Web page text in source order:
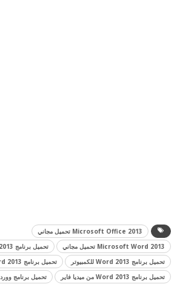
Microsoft Office 2013 تحميل مجاني
Microsoft Word 2013 تحميل مجاني
تحميل برنامج word 2013
تحميل برنامج Word 2013 للكمبيوتر
تحميل برنامج Word 2013 مجانا
تحميل برنامج Word 2013 من ميديا فاير
تحميل برنامج وورد 2007 عربي مجانا